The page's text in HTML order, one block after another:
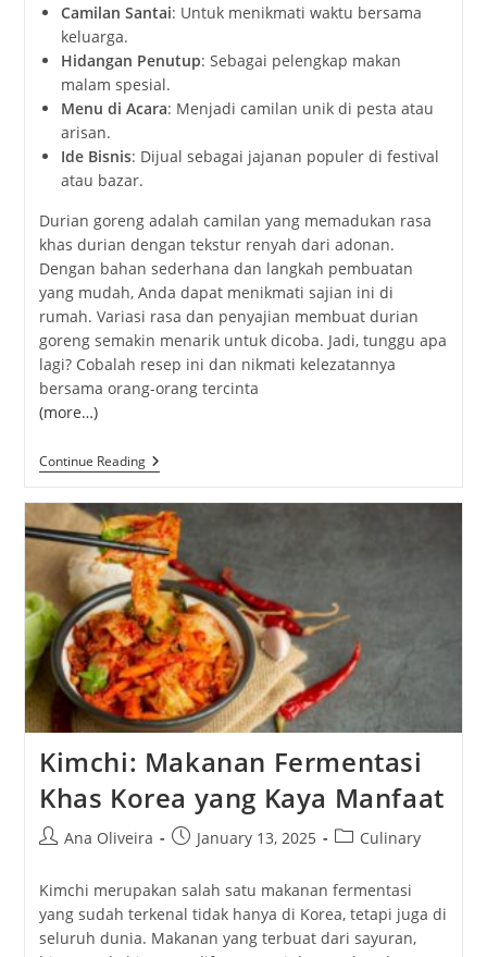
Camilan Santai: Untuk menikmati waktu bersama
keluarga.
Hidangan Penutup: Sebagai pelengkap makan
malam spesial.
Menu di Acara: Menjadi camilan unik di pesta atau
arisan.
Ide Bisnis: Dijual sebagai jajanan populer di festival
atau bazar.
Durian goreng adalah camilan yang memadukan rasa
khas durian dengan tekstur renyah dari adonan.
Dengan bahan sederhana dan langkah pembuatan
yang mudah, Anda dapat menikmati sajian ini di
rumah. Variasi rasa dan penyajian membuat durian
goreng semakin menarik untuk dicoba. Jadi, tunggu apa
lagi? Cobalah resep ini dan nikmati kelezatannya
bersama orang-orang tercinta
(more…)
Continue ReadingDurian
Goreng:
Unik
Dengan
Rasa
Yang
Menggugah
Selera
Kimchi: Makanan Fermentasi
Khas Korea yang Kaya Manfaat
PostAna Oliveira
PostJanuary 13, 2025
PostCulinary
Kimchi merupakan salah satu makanan fermentasi
yang sudah terkenal tidak hanya di Korea, tetapi juga di
seluruh dunia. Makanan yang terbuat dari sayuran,